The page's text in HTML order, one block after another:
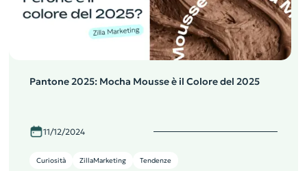
Pantone 2025: Mocha Mousse è il Colore del 2025
11/12/2024
Curiosità ZillaMarketing Tendenze